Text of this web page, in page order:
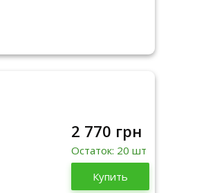
Китай
2026
2 770 грн
Остаток: 20 шт
Купить